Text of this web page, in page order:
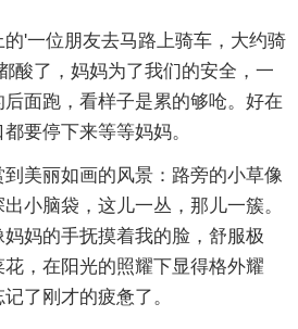
'一位朋友去马路上骑车，大约骑
酸了，妈妈为了我们的安全，一
面跑，看样子是累的够呛。好在
要停下来等等妈妈。
美丽如画的风景：路旁的小草像
小脑袋，这儿一丛，那儿一簇。
妈的手抚摸着我的脸，舒服极
，在阳光的照耀下显得格外耀
了刚才的疲惫了。